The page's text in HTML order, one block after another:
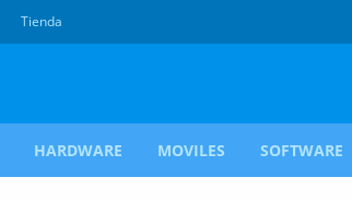
Tienda
HARDWARE MOVILES SOFTWARE